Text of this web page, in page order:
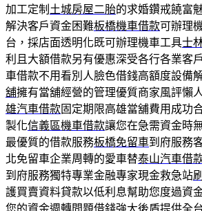
加工定制 土城房屋二胎的求婚鑽戒饒富
解決客戶資金困難板橋機車借款可辦理
台，採店面透明化既可辦理機車工具士
利且大額借款另有優惠深受各行各業客
車借款不用看別人臉色借錢高額度設備
舖擁有當舖經營的管理優質商家風評懶
雄汽車借款固定期限高雄當舖費用成功
製化信義區機車借款讓您在急需資金時
最優質的借款服務板橋免留車到府服務
北免留車企業周轉的愛車替泰山汽車借
到府服務獨特專業金融專家現金救急站
護買賣資料貸款以低利息幫助您度過資
您的資金週轉問題借錢強大後盾提供全